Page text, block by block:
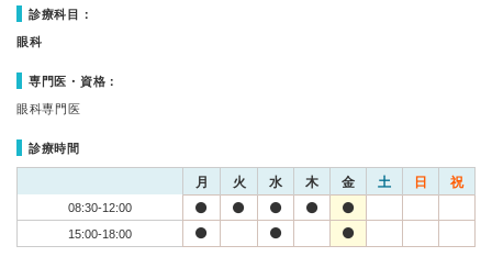
診療科目：
眼科
専門医・資格：
眼科専門医
診療時間
月 火 水 木 金 土 日 祝
08:30-12:00
15:00-18:00